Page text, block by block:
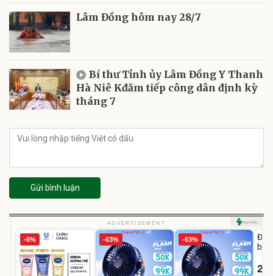
Lâm Đồng hôm nay 28/7
Bí thư Tỉnh ủy Lâm Đồng Y Thanh
Hà Niê Kđăm tiếp công dân định kỳ
tháng 7
Gửi bình luận
ADVERTISEMENT
-6% -63% -63%
Đai
bé